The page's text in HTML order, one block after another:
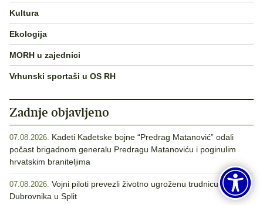
Kultura
Ekologija
MORH u zajednici
Vrhunski sportaši u OS RH
Zadnje objavljeno
07.08.2026. Kadeti Kadetske bojne “Predrag Matanović” odali
počast brigadnom generalu Predragu Matanoviću i poginulim
hrvatskim braniteljima
07.08.2026. Vojni piloti prevezli životno ugroženu trudnicu iz
Dubrovnika u Split